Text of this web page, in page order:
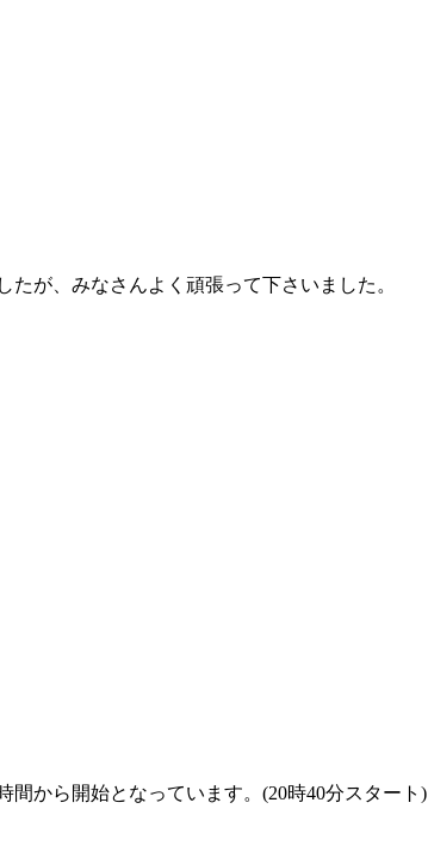
が、みなさんよく頑張って下さいました。
から開始となっています。(20時40分スタート)